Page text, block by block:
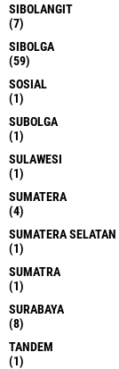
SIBOLANGIT
(7)
SIBOLGA
(59)
SOSIAL
(1)
SUBOLGA
(1)
SULAWESI
(1)
SUMATERA
(4)
SUMATERA SELATAN
(1)
SUMATRA
(1)
SURABAYA
(8)
TANDEM
(1)